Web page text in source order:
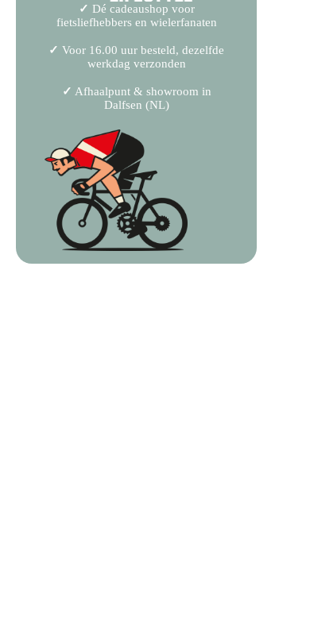
✓ Dé cadeaushop voor
fietsliefhebbers en wielerfanaten
✓ Voor 16.00 uur besteld, dezelfde
werkdag verzonden
✓ Afhaalpunt & showroom in
Dalfsen (NL)